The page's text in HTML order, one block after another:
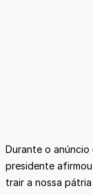
Durante o
presidente
trair a nossa